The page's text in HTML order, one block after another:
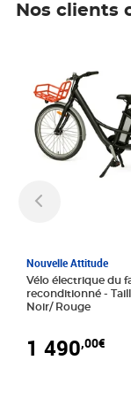
Nos clients
Nouvelle Attitude
Vélo électrique du
reconditionné - Taille normale -
Noir/ Rouge
1 490,00€